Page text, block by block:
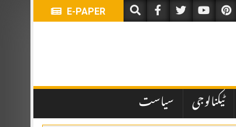
E-PAPER
ٹیکنالوجی سیاست